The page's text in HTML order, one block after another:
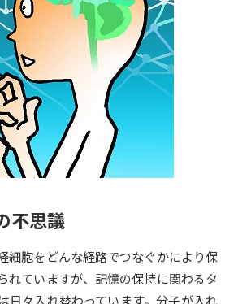
から請求
大学院の資料請求
校
大学入学共通テスト「受験案
内」の請求
上の
高等学校卒業程度認定試験
小学校教員資格認定試験
認定
不思議
細胞をどんな経路でつなぐかにより保
れていますが、記憶の保持に関わるタ
日々入れ替わっています。分子が入れ